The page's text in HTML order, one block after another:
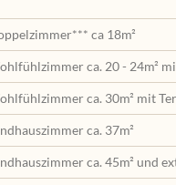
ca 18m²
ca. 20 - 24m²
ca. 30m² mit
ca. 37m²
ca. 45m² und